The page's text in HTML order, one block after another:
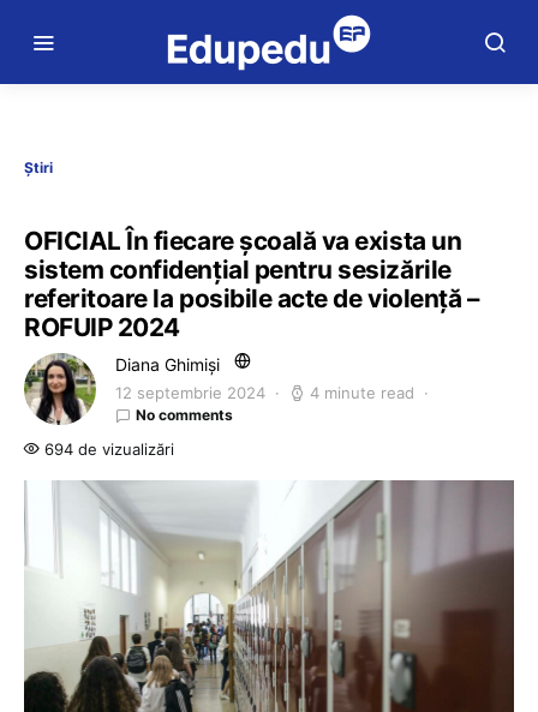
Știri
OFICIAL În fiecare școală va exista un
sistem confidențial pentru sesizările
referitoare la posibile acte de violență –
ROFUIP 2024
Diana Ghimiși
12 septembrie 2024 4 minute read
No comments
694 de vizualizări